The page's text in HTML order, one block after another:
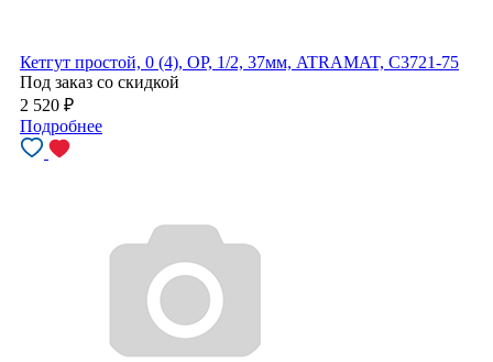
Кетгут простой, 0 (4), ОР, 1/2, 37мм, ATRAMAT, C3721-75
Под заказ со скидкой
2 520 ₽
Подробнее